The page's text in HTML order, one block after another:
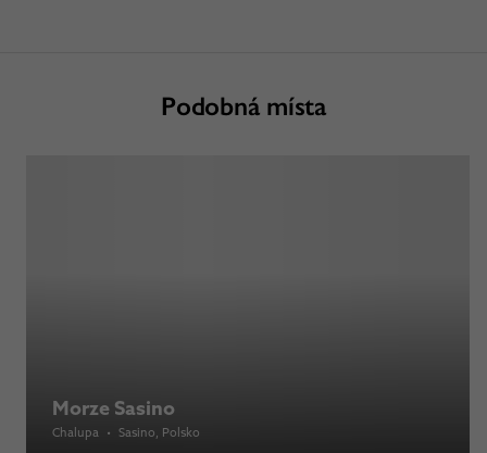
Podobná místa
Morze Sasino
Chalupa • Sasino , Polsko